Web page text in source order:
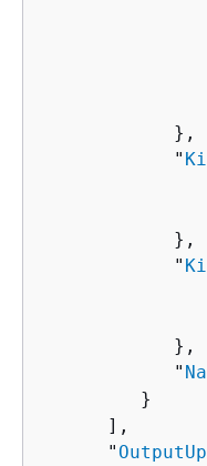
            },
            "
            },
            "
            },
            "
         }
      ],
      "